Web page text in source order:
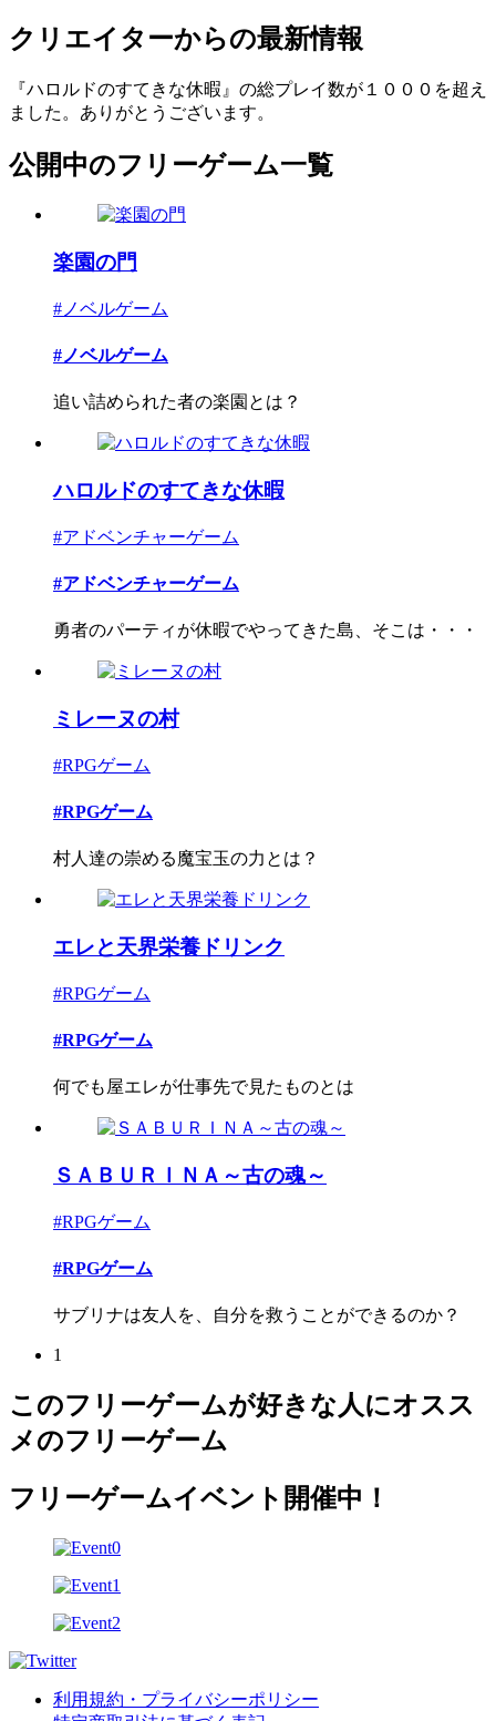
クリエイターからの最新情報
『ハロルドのすてきな休暇』の総プレイ数が１０００を超え
ました。ありがとうございます。
公開中のフリーゲーム一覧
楽園の門
#ノベルゲーム
#ノベルゲーム
追い詰められた者の楽園とは？
ハロルドのすてきな休暇
#アドベンチャーゲーム
#アドベンチャーゲーム
勇者のパーティが休暇でやってきた島、そこは・・・
ミレーヌの村
#RPGゲーム
#RPGゲーム
村人達の崇める魔宝玉の力とは？
エレと天界栄養ドリンク
#RPGゲーム
#RPGゲーム
何でも屋エレが仕事先で見たものとは
ＳＡＢＵＲＩＮＡ～古の魂～
#RPGゲーム
#RPGゲーム
サブリナは友人を、自分を救うことができるのか？
1
このフリーゲームが好きな人にオスス
メのフリーゲーム
フリーゲームイベント開催中！
利用規約・プライバシーポリシー